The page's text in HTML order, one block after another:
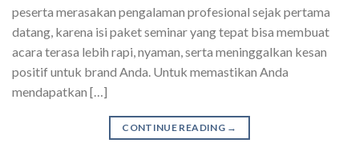
peserta merasakan pengalaman profesional sejak pertama
datang, karena isi paket seminar yang tepat bisa membuat
acara terasa lebih rapi, nyaman, serta meninggalkan kesan
positif untuk brand Anda. Untuk memastikan Anda
mendapatkan […]
CONTINUE READING →